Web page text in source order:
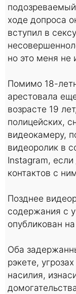
ходе допроса
вступил в
но это меня не
Помимо 18-
арестовала
возрасте 19
полицейских,
видеокамеру,
видеоролик в
Instagram,
контактов с
Позднее
содержания с
опубликован
Оба
рэкете,
насилия,